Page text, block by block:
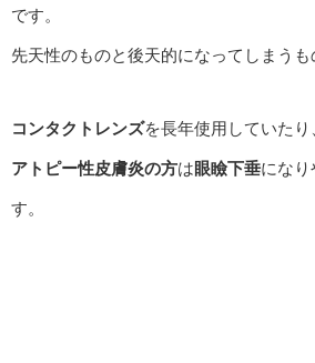
です。
先天性のものと後天的になってしまうも
コンタクトレンズを長年使用していたり
アトピー性皮膚炎の方は眼瞼下垂になり
す。